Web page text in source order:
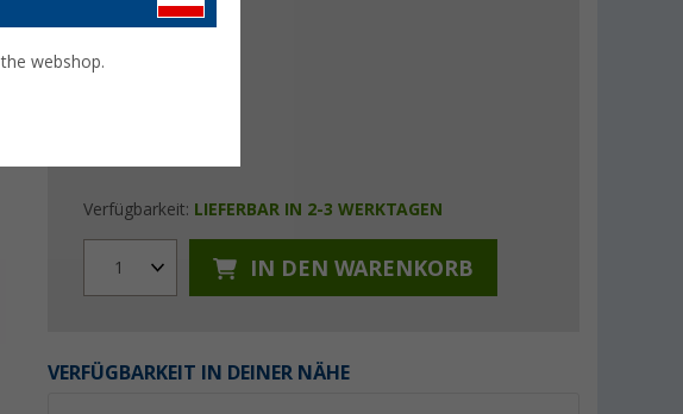
Verfügbarkeit: LIEFERBAR IN 2-3 WERKTAGEN
1 IN DEN WARENKORB
VERFÜGBARKEIT IN DEINER NÄHE
webshop.